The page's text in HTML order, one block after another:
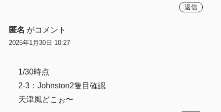
返信
匿名 がコメント
2025年1月30日 10:27
1/30時点
2-3：Johnston2隻目確認
天津風どこぉ〜